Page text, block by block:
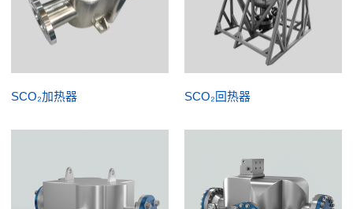
SCO₂加热器 SCO₂回热器